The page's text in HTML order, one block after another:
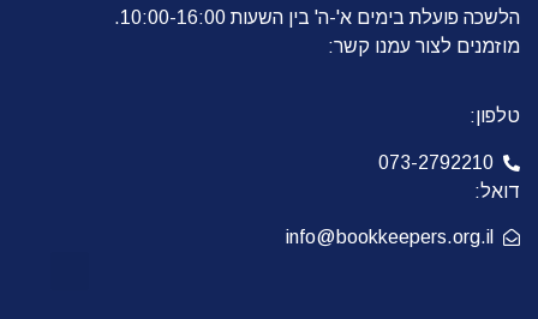
הלשכה פועלת בימים א'-ה' בין השעות 10:00-16:00.
מוזמנים לצור עמנו קשר:
טלפון:
073-2792210
דואל:
info@bookkeepers.org.il